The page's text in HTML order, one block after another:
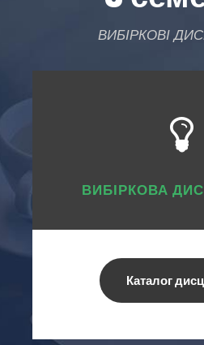
ВИБІРКОВІ
ВИБІРКОВА
Каталог